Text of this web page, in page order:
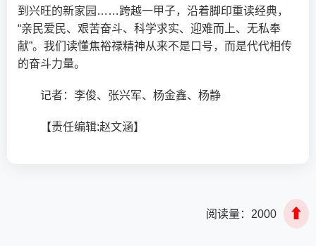
到兴旺的新家园……跨越一甲子，沿着脚印重读经典，
“亲民爱民、艰苦奋斗、科学求实、迎难而上、无私奉
献”。我们读懂焦裕禄精神从来不是口号，而是代代相传
的奋斗力量。
记者：李俊、张兴军、杨金鑫、杨静
【责任编辑:赵文涵】
阅读量： 2000 ⬆